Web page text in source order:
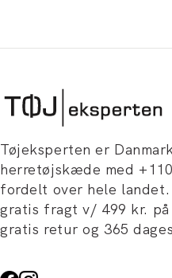
Tøjeksperten er
herretøjskæde med
fordelt over hele
gratis fragt v/ 499 kr. på
gratis retur og 365